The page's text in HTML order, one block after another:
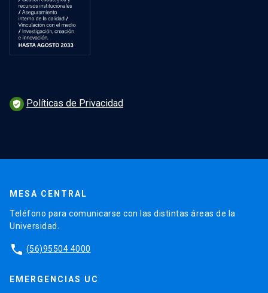
verified_user Políticas de Privacidad
MESA CENTRAL
Teléfono para comunicarse con las distintas áreas de la
Universidad.
phone (56)95504 4000
EMERGENCIAS UC